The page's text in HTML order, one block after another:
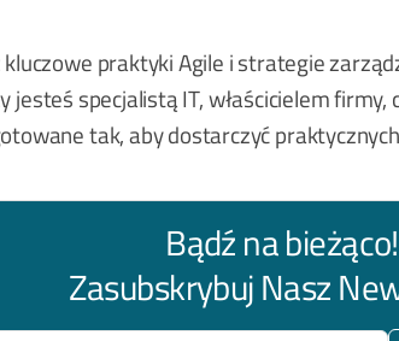
praktyki Agile i strategie
specjalistą IT, właścicielem
tak, aby dostarczyć
Bądź na bieżąco!
Zasubskrybuj Nasz